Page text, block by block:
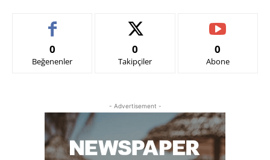
0
Beğenenler
0
Takipçiler
0
Abone
- Advertisement -